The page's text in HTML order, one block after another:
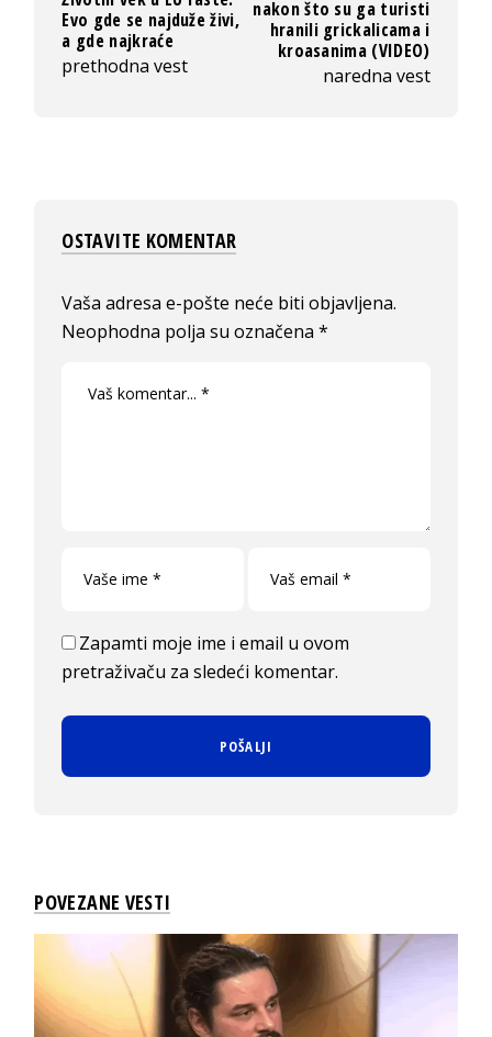
Evo gde se najduže živi,
a gde najkraće
prethodna vest
nakon što su ga turisti
hranili grickalicama i
kroasanima (VIDEO)
naredna vest
OSTAVITE KOMENTAR
Vaša adresa e-pošte neće biti objavljena.
Neophodna polja su označena*
Zapamti moje ime i email u ovom
pretraživaču za sledeći komentar.
POVEZANE VESTI